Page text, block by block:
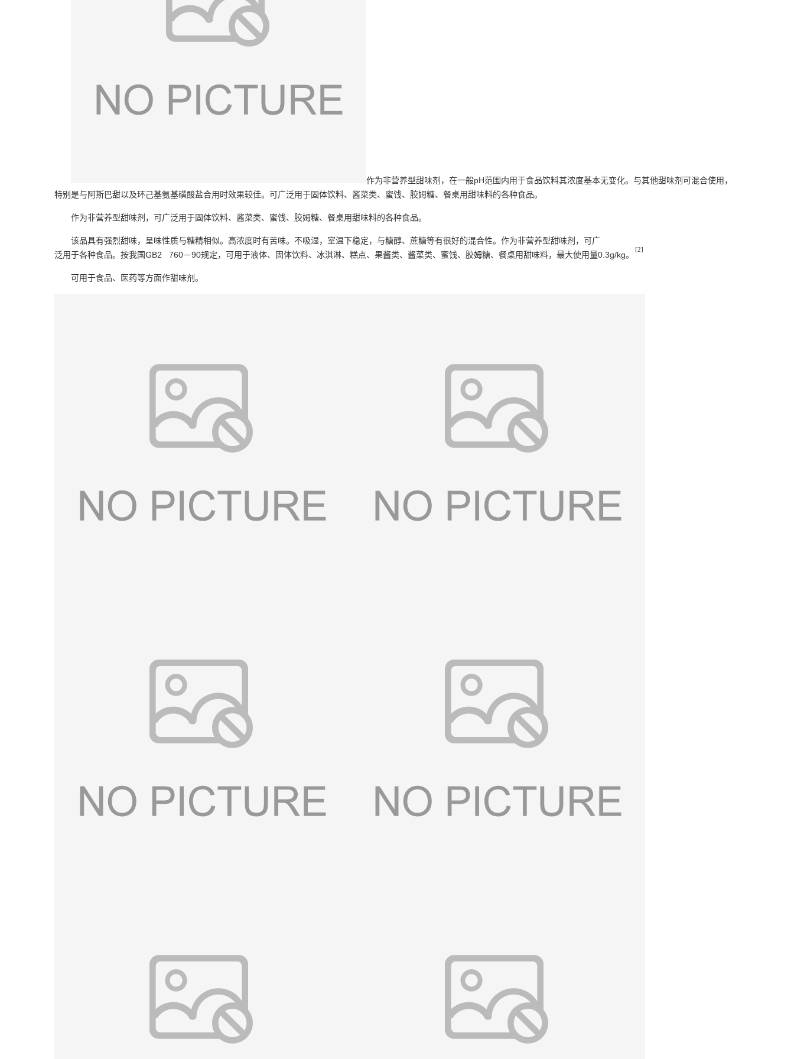
作为非营养型甜味剂，在一般pH范围内用于食品饮料其浓度基本无变化。与其他甜味剂可混合使用，
特别是与阿斯巴甜以及环己基氨基磺酸盐合用时效果较佳。可广泛用于固体饮料、酱菜类、蜜饯、胶姆糖、餐桌用甜味料的各种食品。
作为非营养型甜味剂，可广泛用于固体饮料、酱菜类、蜜饯、胶姆糖、餐桌用甜味料的各种食品。
该品具有强烈甜味，呈味性质与糖精相似。高浓度时有苦味。不吸湿，室温下稳定，与糖醇、蔗糖等有很好的混合性。作为非营养型甜味剂，可广
泛用于各种食品。按我国GB2 760－90规定，可用于液体、固体饮料、冰淇淋、糕点、果酱类、酱菜类、蜜饯、胶姆糖、餐桌用甜味料，最大使用量0.3g/kg。
[2]
可用于食品、医药等方面作甜味剂。